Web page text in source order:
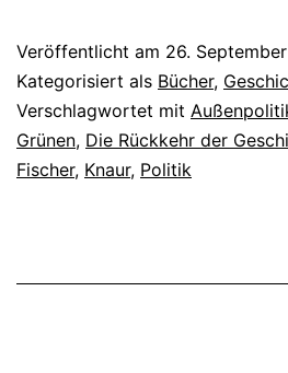
Veröffentlicht am 26.
Kategorisiert als Bücher,
Verschlagwortet mit
Grünen, Die Rückkehr der
Fischer, Knaur, Politik